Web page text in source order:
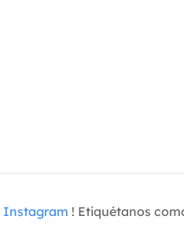
Instagram ! Etiquétanos